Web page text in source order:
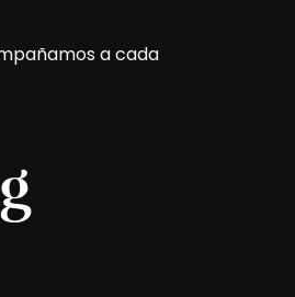
a cada